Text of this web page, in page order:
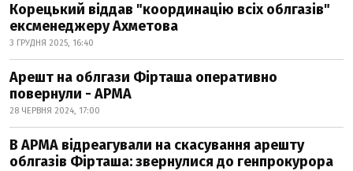
Корецький віддав "координацію всіх облгазів"
ексменеджеру Ахметова
3 ГРУДНЯ 2025, 16:40
Арешт на облгази Фірташа оперативно
повернули - АРМА
28 ЧЕРВНЯ 2024, 17:00
В АРМА відреагували на скасування арешту
облгазів Фірташа: звернулися до генпрокурора